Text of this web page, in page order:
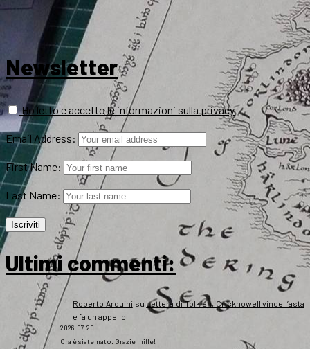
Newsletter
Ho letto e accetto le informazioni sulla privacy
Email Address:
First Name:
Last Name:
Ultimi commenti:
Roberto Arduini suLettera di Tolkien, Crickhowell vince l’asta
e fa un appello
2026-07-20
Ora è sistemato. Grazie mille!